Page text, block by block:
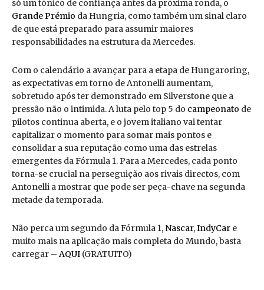
só um tónico de confiança antes da próxima ronda, o
Grande Prémio da Hungria, como também um sinal claro
de que está preparado para assumir maiores
responsabilidades na estrutura da Mercedes.
Com o calendário a avançar para a etapa de Hungaroring,
as expectativas em torno de Antonelli aumentam,
sobretudo após ter demonstrado em Silverstone que a
pressão não o intimida. A luta pelo top 5 do campeonato de
pilotos continua aberta, e o jovem italiano vai tentar
capitalizar o momento para somar mais pontos e
consolidar a sua reputação como uma das estrelas
emergentes da Fórmula 1. Para a Mercedes, cada ponto
torna-se crucial na perseguição aos rivais directos, com
Antonelli a mostrar que pode ser peça-chave na segunda
metade da temporada.
Não perca um segundo da Fórmula 1, Nascar,IndyCar e
muito mais na aplicação mais completa do Mundo, basta
carregar – AQUI (GRATUITO)